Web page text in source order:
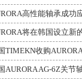
高性能轴承成功
将在韩国设立新
TIMEKN收购
AURORA AG-6Z关节